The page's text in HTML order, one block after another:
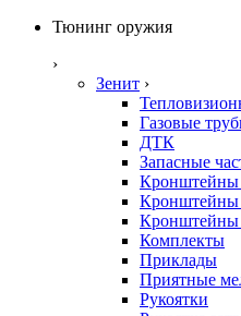
Тюнинг оружия
›
Зенит ›
Газовые
ДТК
Запасные
Кронштейны
Кронштейны
Кронштейны
Комплекты
Приклады
Приятные
Рукоятки